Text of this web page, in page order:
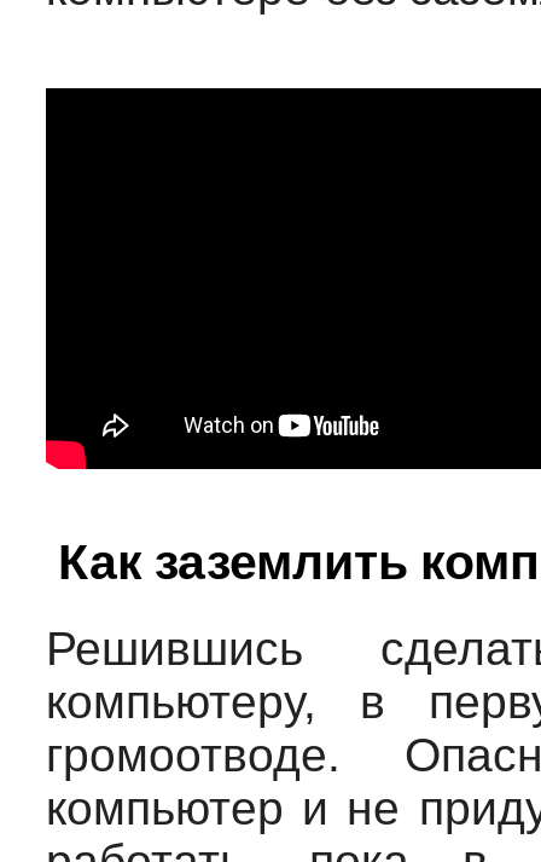
Как заземлить
Решившись
компьютеру, в
громоотводе.
компьютер и не